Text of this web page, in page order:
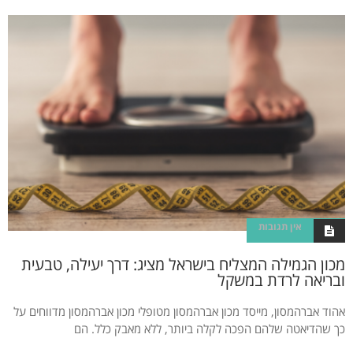
אין תגובות
מכון הגמילה המצליח בישראל מציג: דרך יעילה, טבעית
ובריאה לרדת במשקל
אהוד אברהמסון, מייסד מכון אברהמסון מטופלי מכון אברהמסון מדווחים על
כך שהדיאטה שלהם הפכה לקלה ביותר, ללא מאבק כלל. הם